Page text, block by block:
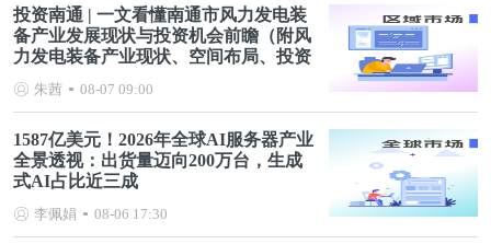
投资南通 | 一文看懂南通市风力发电装
备产业发展现状与投资机会前瞻（附风
力发电装备产业现状、空间布局、投资
朱茜 08-07 09:00
1587亿美元！2026年全球AI服务器产业
全景透视：出货量迈向200万台，生成
式AI占比近三成
李佩娟 08-06 17:30